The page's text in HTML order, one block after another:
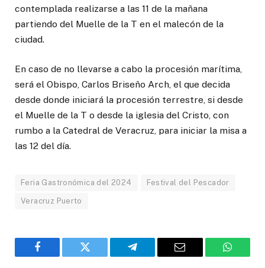
contemplada realizarse a las 11 de la mañana
partiendo del Muelle de la T en el malecón de la
ciudad.
En caso de no llevarse a cabo la procesión marítima,
será el Obispo, Carlos Briseño Arch, el que decida
desde donde iniciará la procesión terrestre, si desde
el Muelle de la T o desde la iglesia del Cristo, con
rumbo a la Catedral de Veracruz, para iniciar la misa a
las 12 del día.
Feria Gastronómica del 2024 Festival del Pescador
Veracruz Puerto
Facebook Twitter Telegram Email